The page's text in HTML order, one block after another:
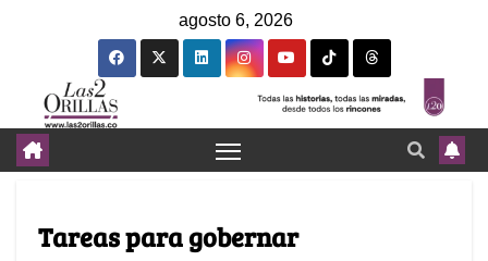
agosto 6, 2026
Tareas para gobernar